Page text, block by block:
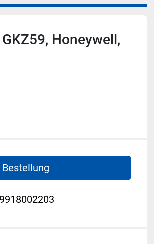
Honeywell,
Bestellung